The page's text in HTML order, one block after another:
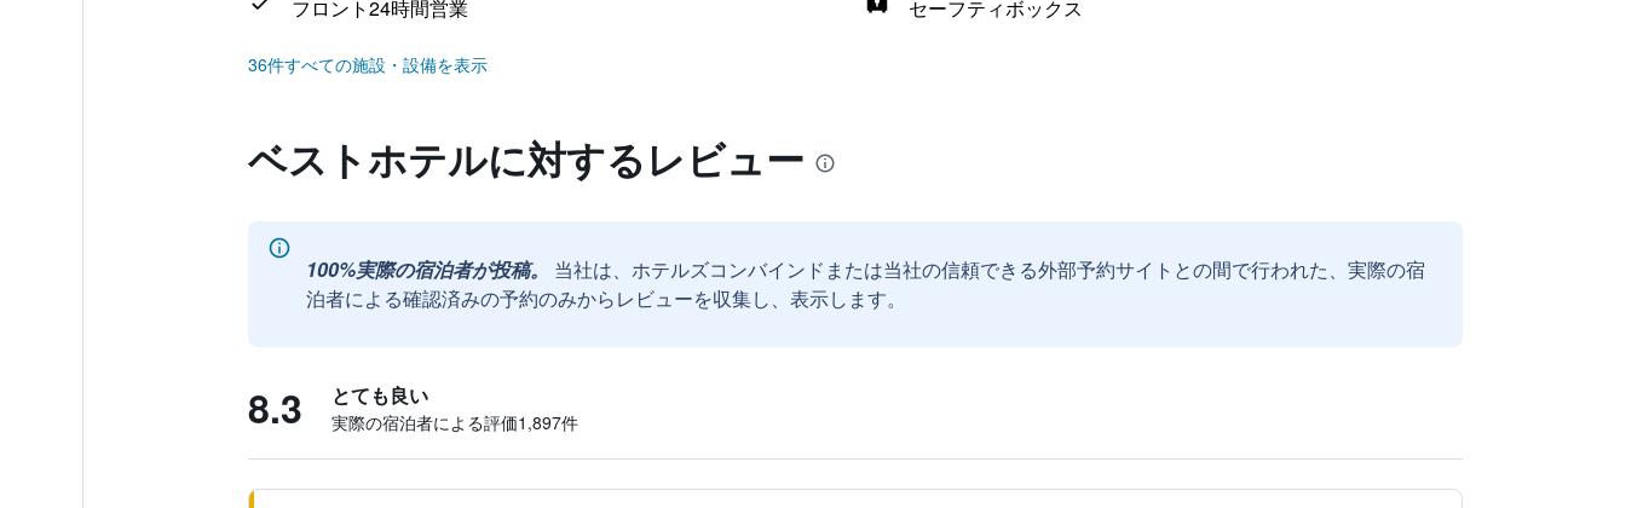
フロント24時間営業
セーフティボックス
36件すべての施設・設備を表示
ベストホテルに対するレビュー
100%実際の宿泊者が投稿。
当社は、ホテルズコンバインドまたは当社の信頼できる外部予約サイトとの間で行われた、実際の宿
泊者による確認済みの予約のみからレビューを収集し、表示します。
8.3 とても良い
実際の宿泊者による評価1,897​件